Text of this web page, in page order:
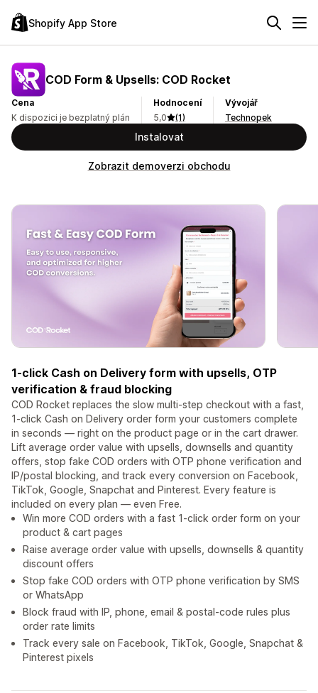
Shopify App Store
COD Form & Upsells: COD Rocket
Cena
K dispozici je bezplatný plán
Hodnocení
5,0
(1)
Vývojář
Technopek
Instalovat
Zobrazit demoverzi obchodu
1-click Cash on Delivery form with upsells, OTP
verification & fraud blocking
COD Rocket replaces the slow multi-step checkout with a fast,
1-click Cash on Delivery order form your customers complete
in seconds — right on the product page or in the cart drawer.
Lift average order value with upsells, downsells and quantity
offers, stop fake COD orders with OTP phone verification and
IP/postal blocking, and track every conversion on Facebook,
TikTok, Google, Snapchat and Pinterest. Every feature is
included on every plan — even Free.
Win more COD orders with a fast 1-click order form on your
product & cart pages
Raise average order value with upsells, downsells & quantity
discount offers
Stop fake COD orders with OTP phone verification by SMS
or WhatsApp
Block fraud with IP, phone, email & postal-code rules plus
order rate limits
Track every sale on Facebook, TikTok, Google, Snapchat &
Pinterest pixels